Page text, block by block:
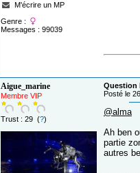
M'écrire un MP
Genre :
Messages : 99039
Aigue_marine
Membre VIP
Trust : 29 (?)
Question
Posté le
@alma
Ah ben
partie
autres